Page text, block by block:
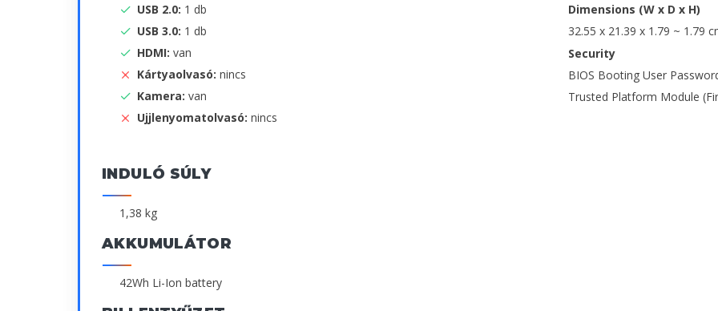
USB 2.0: 1 db
USB 3.0: 1 db
HDMI: van
Kártyaolvasó: nincs
Kamera: van
Ujjlenyomatolvasó: nincs
INDULÓ SÚLY
1,38 kg
AKKUMULÁTOR
42Wh Li-Ion battery
Dimensions (W x D x H)
32.55 x 21.39 x 1.79 ~ 1.79
Security
BIOS Booting User
Trusted Platform Module